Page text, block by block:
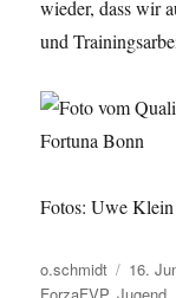
wieder, dass wir
und
Fotos: Uwe Klein
Autor
o.schmidt
am
16.